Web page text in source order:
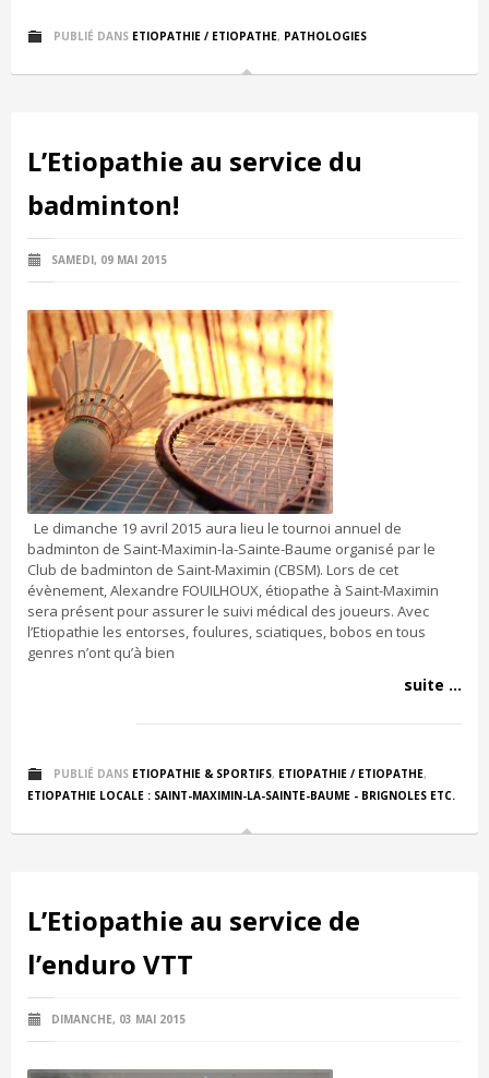
PUBLIÉ DANS ETIOPATHIE / ETIOPATHE, PATHOLOGIES
L’Etiopathie au service du
badminton!
SAMEDI, 09 MAI 2015
Le dimanche 19 avril 2015 aura lieu le tournoi annuel de
badminton de Saint-Maximin-la-Sainte-Baume organisé par le
Club de badminton de Saint-Maximin (CBSM). Lors de cet
évènement, Alexandre FOUILHOUX, étiopathe à Saint-Maximin
sera présent pour assurer le suivi médical des joueurs. Avec
l’Etiopathie les entorses, foulures, sciatiques, bobos en tous
genres n’ont qu’à bien
suite ...
PUBLIÉ DANS ETIOPATHIE & SPORTIFS, ETIOPATHIE / ETIOPATHE,
ETIOPATHIE LOCALE : SAINT-MAXIMIN-LA-SAINTE-BAUME - BRIGNOLES ETC.
L’Etiopathie au service de
l’enduro VTT
DIMANCHE, 03 MAI 2015